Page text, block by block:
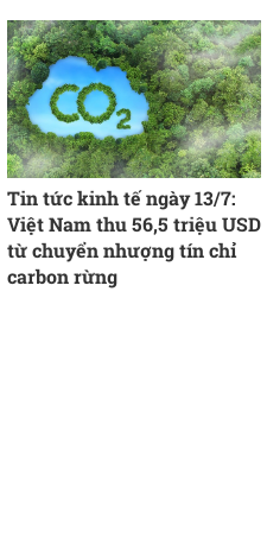
Tin tức kinh tế ngày 13/7:
Việt Nam thu 56,5 triệu USD
từ chuyển nhượng tín chỉ
carbon rừng